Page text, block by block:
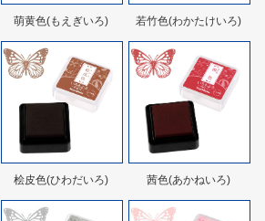
萌黄色(もえぎいろ) 若竹色(わかたけいろ)
桧皮色(ひわだいろ) 茜色(あかねいろ)